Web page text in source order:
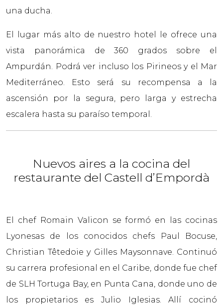
una ducha.
El lugar más alto de nuestro hotel le ofrece una
vista panorámica de 360 grados sobre el
Ampurdán. Podrá ver incluso los Pirineos y el Mar
Mediterráneo. Esto será su recompensa a la
ascensión por la segura, pero larga y estrecha
escalera hasta su paraíso temporal.
Nuevos aires a la cocina del
restaurante del Castell d’Empordà
El chef Romain Valicon se formó en las cocinas
Lyonesas de los conocidos chefs Paul Bocuse,
Christian Têtedoie y Gilles Maysonnave. Continuó
su carrera profesional en el Caribe, donde fue chef
de SLH Tortuga Bay, en Punta Cana, donde uno de
los propietarios es Julio Iglesias. Allí cocinó